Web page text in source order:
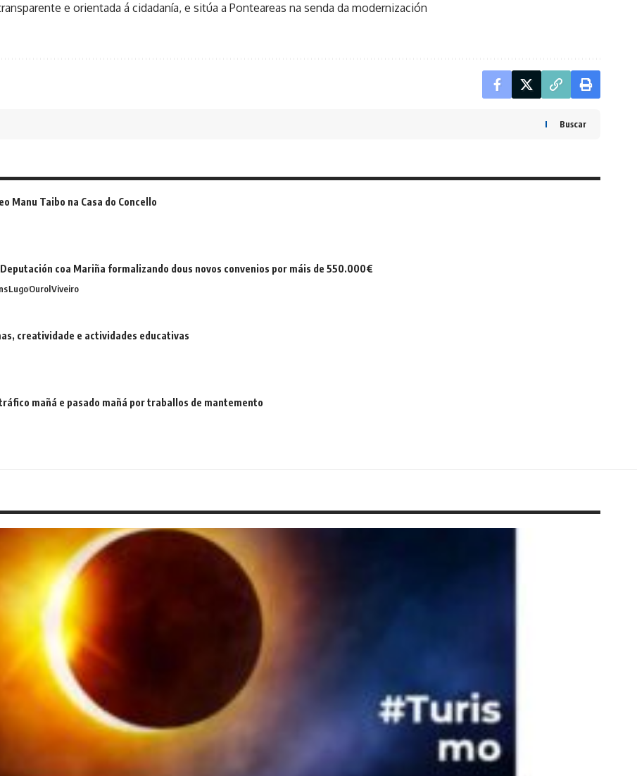
e orientada á cidadanía, e sitúa a Ponteareas na senda da modernización
Buscar
Manu Taibo na Casa do Concello
coa Mariña formalizando dous novos convenios por máis de 550.000€
LugoOurolViveiro
creatividade e actividades educativas
mañá e pasado mañá por traballos de mantemento